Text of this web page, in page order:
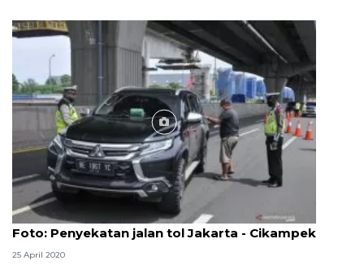
Foto
Foto: Penyekatan jalan tol Jakarta - Cikampek
25 April 2020